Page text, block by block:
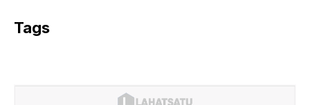
Tags